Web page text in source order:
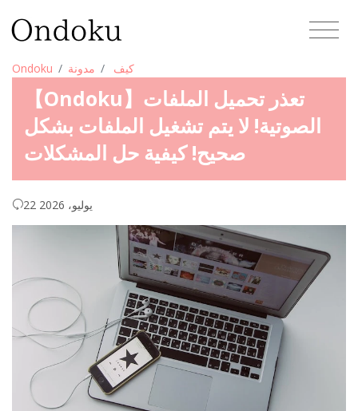
Ondoku مدونة كيف
【Ondoku】تعذر تحميل الملفات
الصوتية! لا يتم تشغيل الملفات بشكل
صحيح! كيفية حل المشكلات
22 يوليو، 2026